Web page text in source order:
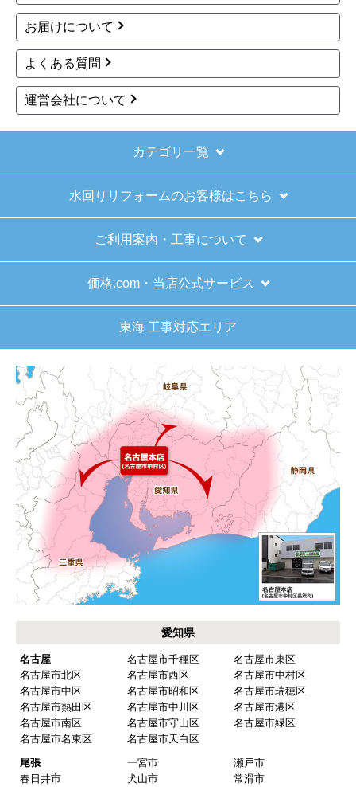
きょりけ
2025年11月9日 07:54
欲しい商品をスムーズに注文できましたか？
はい
ショップからの連絡や対応は適切でしたか？
予定の期日までに商品が届きましたか？
はい
【注文商品】給湯器 【注文時期】2025
年11月頃（モバイルから）
【このショップを選んだ理由は？】
キッチン混合栓に続いて2回目の利用です。価格が
リーズナブルで、HPの構成から見てしっかりして
いる会社だなと思っていたので再度利用。やはり
期待通りにきちんと対応してもらえました。
【注文からどのくらいで届きましたか？】
工事日を自分から発注の2週間先にしていたので、
遅れることもなく予定通りに工事前に到着。
【その他感想・コメント】
保証書に添付する工事店の証明もきちんと対応し
次に何か交換タイミングが来たら、一番の候補先
業者さんです。
ピングーヒサコさん
2025年10月30日 14:53
欲しい商品をスムーズに注文できましたか？
お届けについて
よくある質問
運営会社について
カテゴリ一覧
水回りリフォームのお客様はこちら
ご利用案内・工事について
価格.com・当店公式サービス
東海 工事対応エリア
愛知県
名古屋 名古屋市千種区
名古屋市東区
名古屋市北区
名古屋市西区
名古屋市中村区
名古屋市中区
名古屋市昭和区
名古屋市瑞穂区
名古屋市熱田区
名古屋市中川区
名古屋市港区
名古屋市南区
名古屋市守山区
名古屋市緑区
名古屋市名東区
名古屋市天白区
尾張
一宮市
瀬戸市
春日井市
犬山市
常滑市